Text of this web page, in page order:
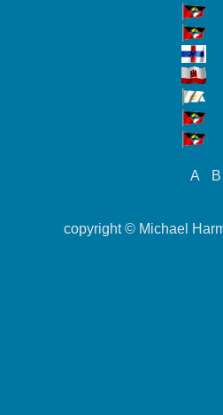
A B
copyright © Michael